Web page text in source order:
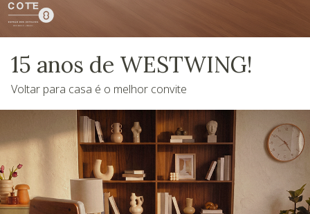
15 anos de WESTWING!
Voltar para casa é o melhor convite